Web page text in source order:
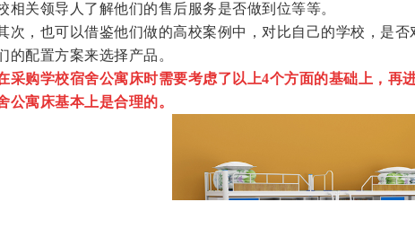
相关领导人了解他们的售后服务是否做到位等等。
，也可以借鉴他们做的高校案例中，对比自己的学校，是否
的配置方案来选择产品。
采购学校宿舍公寓床时需要考虑了以上4个方面的基础上，再
公寓床基本上是合理的。